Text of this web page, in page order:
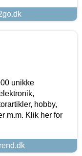
unikke
hobby,
m.m. Klik her for